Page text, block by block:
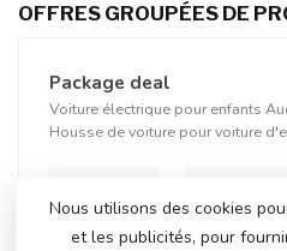
OFFRES GROUPÉES DE
Package deal
Voiture électrique pour enfants
Housse de voiture pour voiture
+
Nous utilisons des cookies
et les publicités, pour